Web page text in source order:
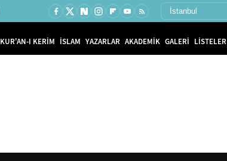
KUR'AN-I KERİM İSLAM YAZARLAR AKADEMİK GALERİ LİSTELER